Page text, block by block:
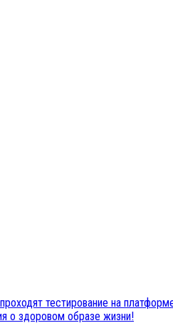
тестирование на
о здоровом образе жизни!